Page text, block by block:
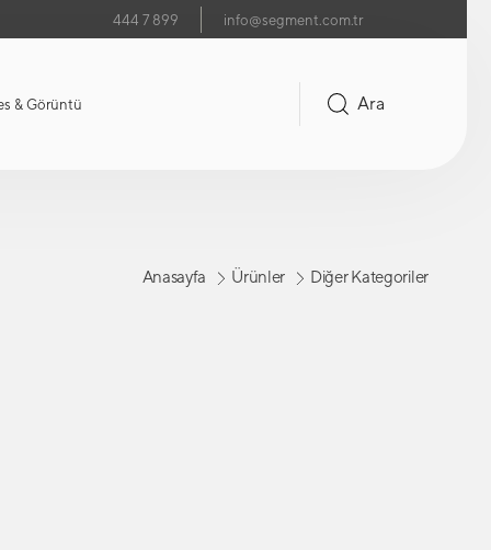
444 7 899 info@segment.com.tr
& Görüntü Ara
Anasayfa Ürünler Diğer Kategoriler